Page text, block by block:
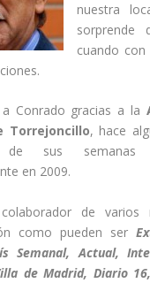
nuestra
sorprende
cuando
a Conrado gracias a la
Torrejoncillo, hace
sus semanas
en 2009.
colaborador de varios
como pueden ser
Semanal, Actual,
de Madrid, Diario